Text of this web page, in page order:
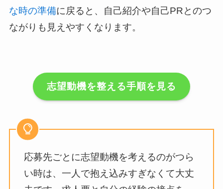
な時の準備に戻ると、自己紹介や自己PRとのつ
ながりも見えやすくなります。
志望動機を整える手順を見る
応募先ごとに志望動機を考えるのがつら
い時は、一人で抱え込みすぎなくて大丈